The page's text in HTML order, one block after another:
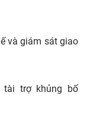
và giám sát giao
trợ khủng bố